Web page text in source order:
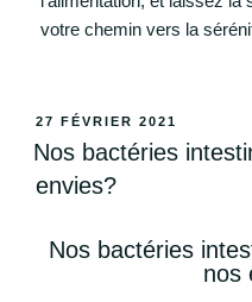
votre chemin vers la
27 FÉVRIER 2021
Nos bactéries
envies?
Nos bactéries
nos